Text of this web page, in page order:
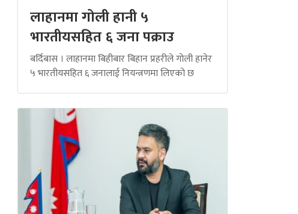
लाहानमा गोली हानी ५
भारतीयसहित ६ जना पक्राउ
बर्दिबास । लाहानमा बिहीबार बिहान प्रहरीले गोली हानेर
५ भारतीयसहित ६ जनालाई नियन्त्रणमा लिएको छ